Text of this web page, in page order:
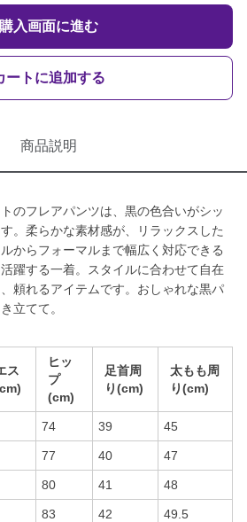
購入画面に進む
ートに追加する
商品説明
のフレアパンツは、黒の色合いがシッ
。柔らかな素材感が、リラックスした
からフォーマルまで幅広く対応できる
躍する一着。スタイルに合わせて自在
頼れるアイテムです。おしゃれな黒パ
立てて。
ス
ヒッ
プ
(cm)
足首周
り(cm)
太もも周
り(cm)
74 39 45
77 40 47
80 41 48
83 42 49.5